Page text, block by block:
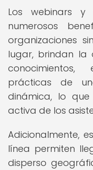
Los webinars y
numerosos
organizaciones
lugar, brindan la
prácticas de
dinámica, lo
activa de los
Adicionalmente,
línea permiten
disperso